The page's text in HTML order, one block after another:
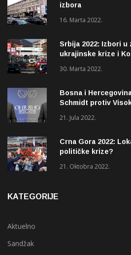
izbora
16. Marta 2022.
Srbija 2022: Izbori u
ukrajinske krize i
30. Marta 2022.
Bosna i
Schmidt protiv
21. Jula 2022.
Crna Gora 2022:
političke krize?
21. Oktobra 2022.
KATEGORIJE
Aktuelno
Sandžak